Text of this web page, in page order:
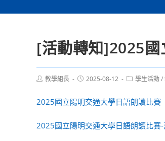
[活動轉知]2025
Post教學組長
Post2025-08-12
Post學生活動/
2025國立陽明交通大學日語朗讀比賽
2025國立陽明交通大學日語朗讀比賽-